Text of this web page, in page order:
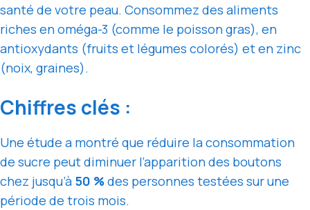
santé de votre peau. Consommez des aliments
riches en oméga-3 (comme le poisson gras), en
antioxydants (fruits et légumes colorés) et en zinc
(noix, graines).
Chiffres clés :
Une étude a montré que réduire la consommation
de sucre peut diminuer l’apparition des boutons
chez jusqu’à 50 %des personnes testées sur une
période de trois mois.